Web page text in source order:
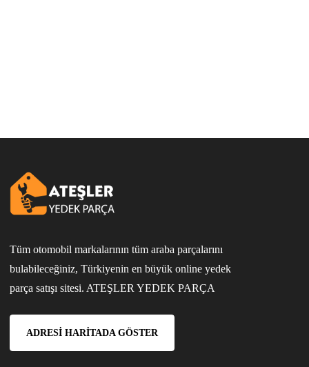
Tüm otomobil markalarının tüm araba parçalarını
bulabileceğiniz, Türkiyenin en büyük online yedek
parça satışı sitesi. ATEŞLER YEDEK PARÇA
ADRESI HARITADA GÖSTER